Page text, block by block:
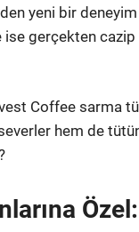
yeni bir deneyim
gerçekten
Coffee sarma
hem de